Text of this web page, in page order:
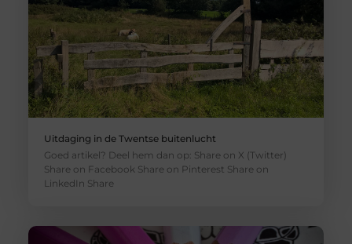
Uitdaging in de Twentse buitenlucht
Goed artikel? Deel hem dan op: Share on X (Twitter)
Share on Facebook Share on Pinterest Share on
LinkedIn Share